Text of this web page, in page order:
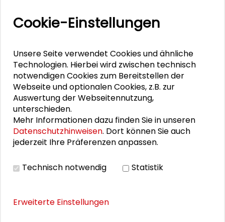
Universität Hildesheim. Sie studierte unter
anderem Musik/Musikwissenschaft und
Berlin. Bohle war mehrere Jahre als
Wissenschaftliche Mitarbeiterin an diversen
deutschen Universitäten und in Verbänden
zur Interessenvertretung von Akteur*innen
im Bereich Jazz und Improvisierte Musik
tätig. Aktuell ist sie eine Sprecherin der
Bundeskonferenz Jazz.
Kooperationspartnerin am Projekt "
guter Gesellschaft" kann
Cookie-Einstellungen
Unsere Seite verwendet Cookies und ähnliche
Technologien. Hierbei wird zwischen technisch
notwendigen Cookies zum Bereitstellen der
Webseite und optionalen Cookies, z.B. zur
Auswertung der Webseitennutzung,
unterschieden.
Mehr Informationen dazu finden Sie in unseren
Datenschutzhinweisen. Dort können Sie auch
jederzeit Ihre Präferenzen anpassen.
Technisch notwendig Statistik
Erweiterte Einstellungen